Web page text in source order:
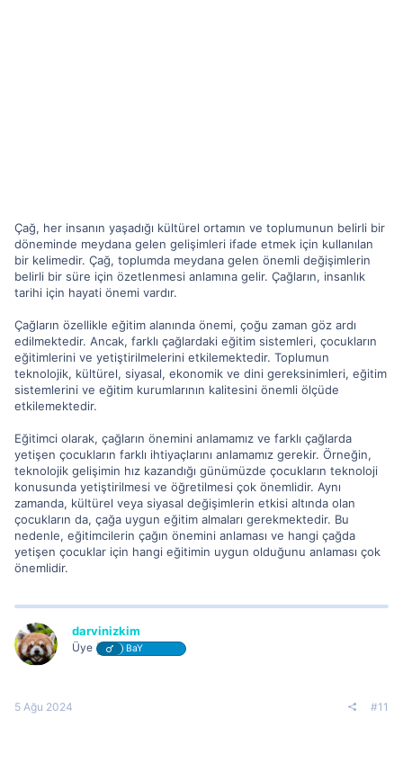
Çağ, her insanın yaşadığı kültürel ortamın ve toplumunun belirli bir
döneminde meydana gelen gelişimleri ifade etmek için kullanılan
bir kelimedir. Çağ, toplumda meydana gelen önemli değişimlerin
belirli bir süre için özetlenmesi anlamına gelir. Çağların, insanlık
tarihi için hayati önemi vardır.
Çağların özellikle eğitim alanında önemi, çoğu zaman göz ardı
edilmektedir. Ancak, farklı çağlardaki eğitim sistemleri, çocukların
eğitimlerini ve yetiştirilmelerini etkilemektedir. Toplumun
teknolojik, kültürel, siyasal, ekonomik ve dini gereksinimleri, eğitim
sistemlerini ve eğitim kurumlarının kalitesini önemli ölçüde
etkilemektedir.
Eğitimci olarak, çağların önemini anlamamız ve farklı çağlarda
yetişen çocukların farklı ihtiyaçlarını anlamamız gerekir. Örneğin,
teknolojik gelişimin hız kazandığı günümüzde çocukların teknoloji
konusunda yetiştirilmesi ve öğretilmesi çok önemlidir. Aynı
zamanda, kültürel veya siyasal değişimlerin etkisi altında olan
çocukların da, çağa uygun eğitim almaları gerekmektedir. Bu
nedenle, eğitimcilerin çağın önemini anlaması ve hangi çağda
yetişen çocuklar için hangi eğitimin uygun olduğunu anlaması çok
önemlidir.
darvinizkim
Üye BaY
5 Ağu 2024 #11